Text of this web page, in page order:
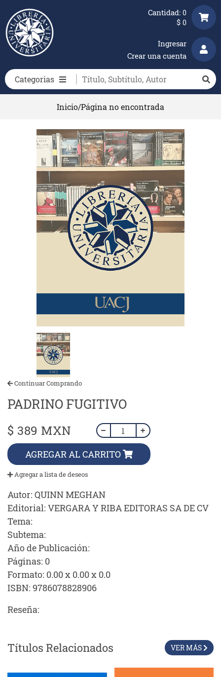
Categorias
Ingresar
Crear una cuenta
Cantidad: 0
$ 0
Inicio/Página no encontrada
Continuar Comprando
PADRINO FUGITIVO
$ 389 MXN
AGREGAR AL CARRITO
Agregar a lista de deseos
Autor: QUINN MEGHAN
Editorial: VERGARA Y RIBA EDITORAS SA DE CV
Tema:
Subtema:
Año de Publicación:
Páginas: 0
Formato: 0.00 x 0.00 x 0.0
ISBN: 9786078828906
Reseña:
Títulos Relacionados VER MÁS